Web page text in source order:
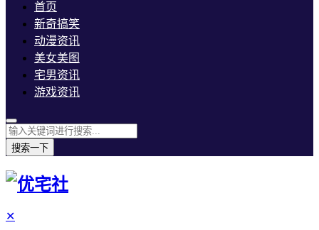
首页
新奇搞笑
动漫资讯
美女美图
宅男资讯
游戏资讯
搜索一下
✕